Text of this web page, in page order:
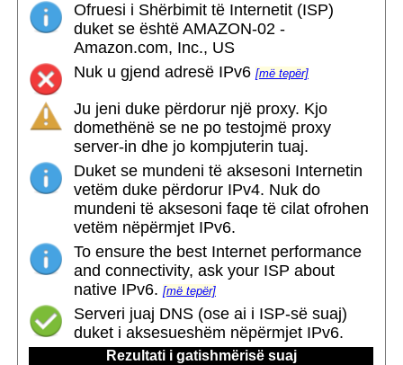
Ofruesi i Shërbimit të Internetit (ISP)
duket se është AMAZON-02 -
Amazon.com, Inc., US
Nuk u gjend adresë IPv6 [më tepër]
Ju jeni duke përdorur një proxy. Kjo
domethënë se ne po testojmë proxy
server-in dhe jo kompjuterin tuaj.
Duket se mundeni të aksesoni Internetin
vetëm duke përdorur IPv4. Nuk do
mundeni të aksesoni faqe të cilat ofrohen
vetëm nëpërmjet IPv6.
To ensure the best Internet performance
and connectivity, ask your ISP about
native IPv6. [më tepër]
Serveri juaj DNS (ose ai i ISP-së suaj)
duket i aksesueshëm nëpërmjet IPv6.
Rezultati i gatishmërisë suaj